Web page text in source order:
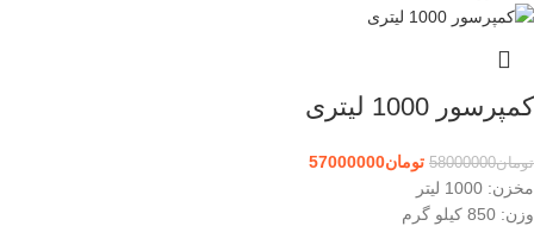
کمپرسور 1000 لیتری
تومان58000000 تومان57000000
مخزن: 1000 لیتر
وزن: 850 کیلو گرم